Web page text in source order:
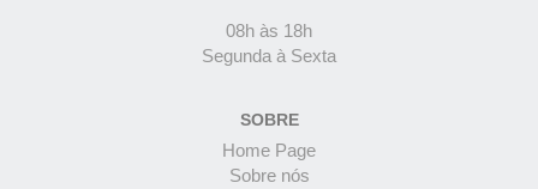
08h às 18h
Segunda à Sexta
SOBRE
Home Page
Sobre nós